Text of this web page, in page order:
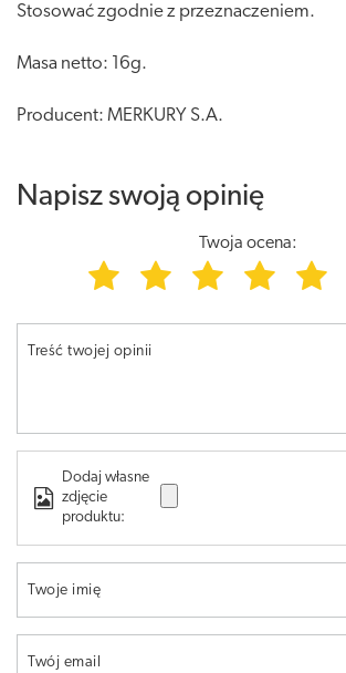
Stosować zgodnie z przeznaczeniem.
Masa netto: 16g.
Producent: MERKURY S.A.
Napisz swoją opinię
Twoja ocena:
Treść twojej opinii
Dodaj własne
zdjęcie
produktu:
Twoje imię
Twój email